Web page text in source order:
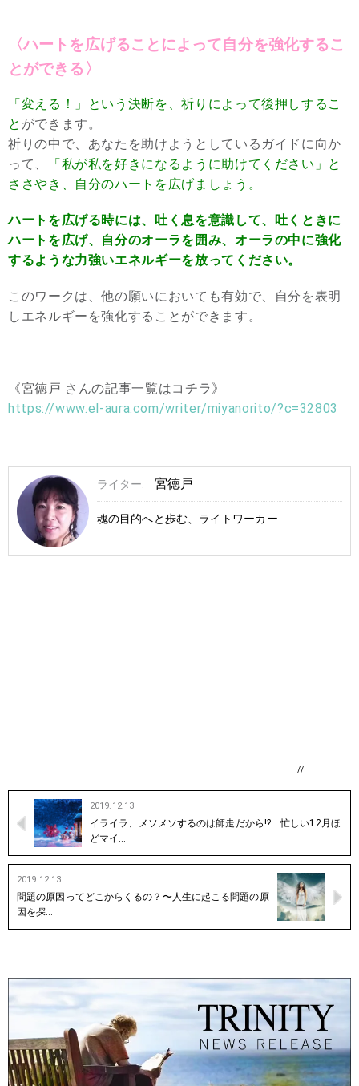
〈ハートを広げることによって自分を強化するこ
とができる〉
「変える！」という決断を、祈りによって後押しするこ
と ができます。
祈りの中で、あなたを助けようとしているガイドに向か
って、
「私が私を好きになるように助けてください」と
ささやき、自分のハートを広げましょう。
ハートを広げる時には、吐く息を意識して、吐くときに
ハートを広げ、自分のオーラを囲み、オーラの中に強化
するような力強いエネルギーを放ってください。
このワークは、他の願いにおいても有効で、自分を表明
しエネルギーを強化することができます。
《宮徳戸 さんの記事一覧はコチラ》
https://www.el-aura.com/writer/miyanorito/?c=32803
ライター: 宮徳戸
魂の目的へと歩む、ライトワーカー
//
2019.12.13
イライラ、メソメソするのは師走だから!? 忙しい12月ほ
どマイ…
2019.12.13
問題の原因ってどこからくるの？〜人生に起こる問題の原
因を探…